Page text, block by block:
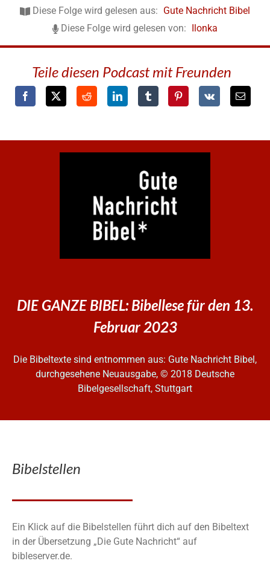
Diese Folge wird gelesen aus: Gute Nachricht Bibel
Diese Folge wird gelesen von: Ilonka
Teile diesen Podcast mit Freunden
DIE GANZE BIBEL: Bibellese für den 13.
Februar 2023
Die Bibeltexte sind entnommen aus: Gute Nachricht Bibel,
durchgesehene Neuausgabe, © 2018 Deutsche
Bibelgesellschaft, Stuttgart
Bibelstellen
Ein Klick auf die Bibelstellen führt dich auf den Bibeltext
in der Übersetzung „Die Gute Nachricht“ auf
bibleserver.de.